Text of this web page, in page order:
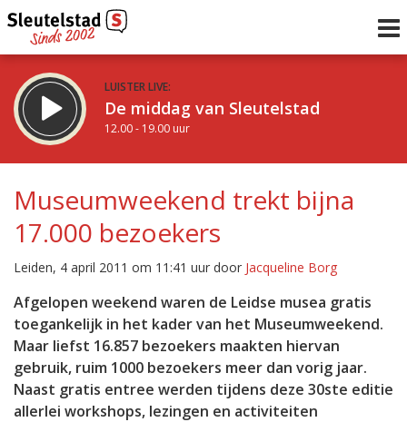
LUISTER LIVE:
De middag van Sleutelstad
12.00 - 19.00 uur
De avond van Sleutelstad
19.00 - 22.00 uur
Vorig uur
uur 1 van 0
Inklappen
Museumweekend trekt bijna
17.000 bezoekers
Leiden, 4 april 2011 om 11:41 uur door Jacqueline Borg
Afgelopen weekend waren de Leidse musea gratis
toegankelijk in het kader van het Museumweekend.
Maar liefst 16.857 bezoekers maakten hiervan
gebruik, ruim 1000 bezoekers meer dan vorig jaar.
Naast gratis entree werden tijdens deze 30ste editie
allerlei workshops, lezingen en activiteiten